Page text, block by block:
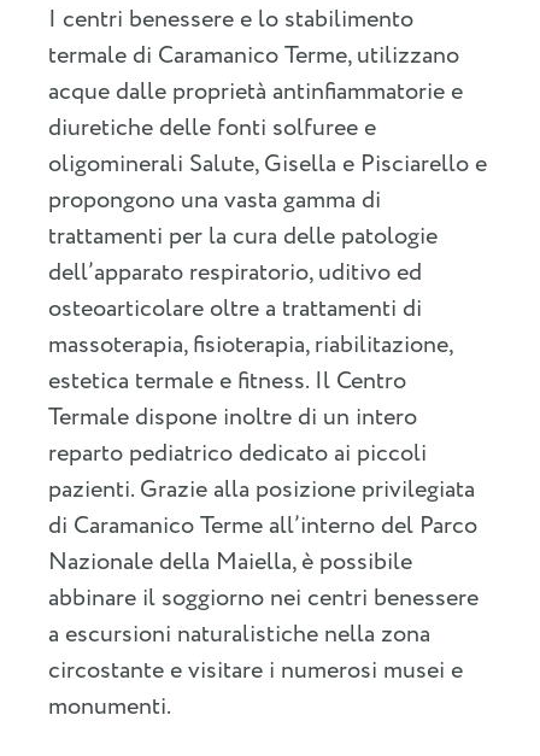
I centri benessere e lo stabilimento
termale di Caramanico Terme, utilizzano
acque dalle proprietà antinfiammatorie e
diuretiche delle fonti solfuree e
oligominerali Salute, Gisella e Pisciarello e
propongono una vasta gamma di
trattamenti per la cura delle patologie
dell’apparato respiratorio, uditivo ed
osteoarticolare oltre a trattamenti di
massoterapia, fisioterapia, riabilitazione,
estetica termale e fitness. Il Centro
Termale dispone inoltre di un intero
reparto pediatrico dedicato ai piccoli
pazienti. Grazie alla posizione privilegiata
di Caramanico Terme all’interno del Parco
Nazionale della Maiella, è possibile
abbinare il soggiorno nei centri benessere
a escursioni naturalistiche nella zona
circostante e visitare i numerosi musei e
monumenti.